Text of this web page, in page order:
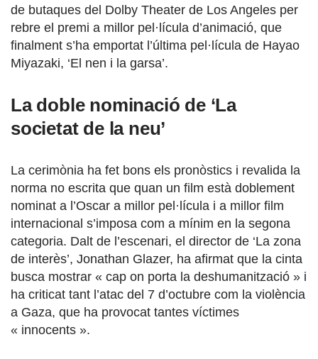
de butaques del Dolby Theater de Los Angeles per
rebre el premi a millor pel·lícula d’animació, que
finalment s’ha emportat l’última pel·lícula de Hayao
Miyazaki, ‘El nen i la garsa’.
La doble nominació de ‘La
societat de la neu’
La cerimònia ha fet bons els pronòstics i revalida la
norma no escrita que quan un film està doblement
nominat a l’Oscar a millor pel·lícula i a millor film
internacional s’imposa com a mínim en la segona
categoria. Dalt de l’escenari, el director de ‘La zona
de interès’, Jonathan Glazer, ha afirmat que la cinta
busca mostrar « cap on porta la deshumanització » i
ha criticat tant l’atac del 7 d’octubre com la violència
a Gaza, que ha provocat tantes víctimes
« innocents ».